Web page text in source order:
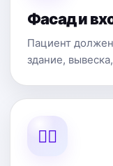
Фасад и
Пациент должен
здание,
👩‍⚕️